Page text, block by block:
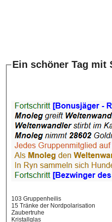
Ein schöner Tag mit
103 Gruppenheilis
15 Tränke der Nordpolarisation
Zaubertruhe
Kristallglas